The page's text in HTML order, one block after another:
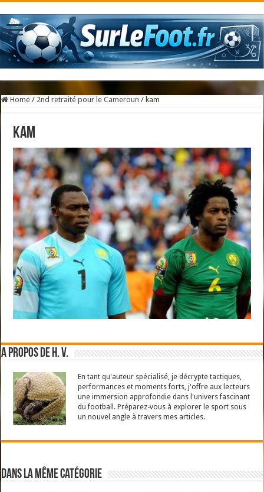
Home / 2nd retraité pour le Cameroun / kam
kam
A propos de H. V.
En tant qu'auteur spécialisé, je décrypte tactiques,
performances et moments forts, j'offre aux lecteurs
une immersion approfondie dans l'univers fascinant
du football. Préparez-vous à explorer le sport sous
un nouvel angle à travers mes articles.
Dans la même catégorie